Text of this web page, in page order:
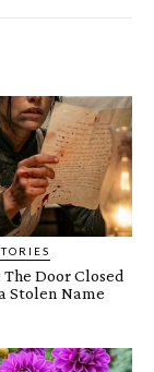
Door Closed
Stolen Name